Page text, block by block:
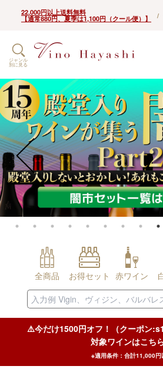
22,000円以上送料無料
【通常880円、夏季は1,100円（クール便）】 /
ジャンル
別に見る
全商品 お得セット 赤ワイン
⚠️今だけ1500円オフ！（クーポン
対象ワインはこち
※適用条件：合計11,000円